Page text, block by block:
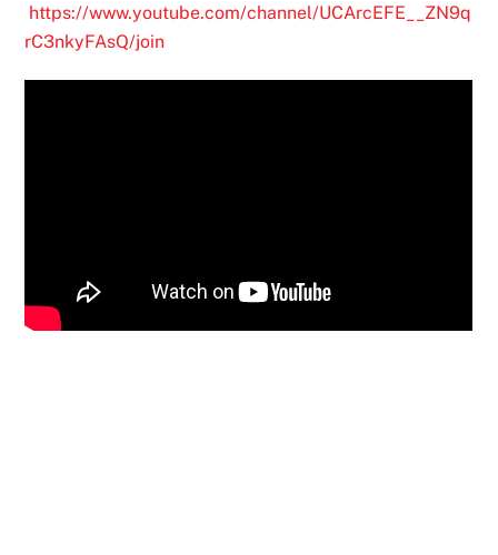
https://www.youtube.com/channel/UCArcEFE__ZN9q
rC3nkyFAsQ/join